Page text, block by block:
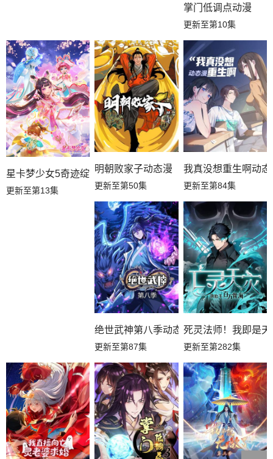
掌门低调点动漫
更新至第10集
星卡梦少女5奇迹绽放
更新至第13集
明朝败家子动态漫
更新至第50集
我真没想重生啊动态
更新至第84集
绝世武神第八季动态漫
更新至第87集
死灵法师！我即是
更新至第282集